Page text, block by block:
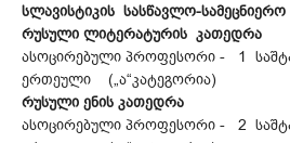
სლავისტიკის სასწავლო-სამეცნიერო
რუსული ლიტერატურის კათედრა
ასოცირებული პროფესორი - 1
ერთეული („ა“კატეგორია)
რუსული ენის კათედრა
ასოცირებული პროფესორი - 2